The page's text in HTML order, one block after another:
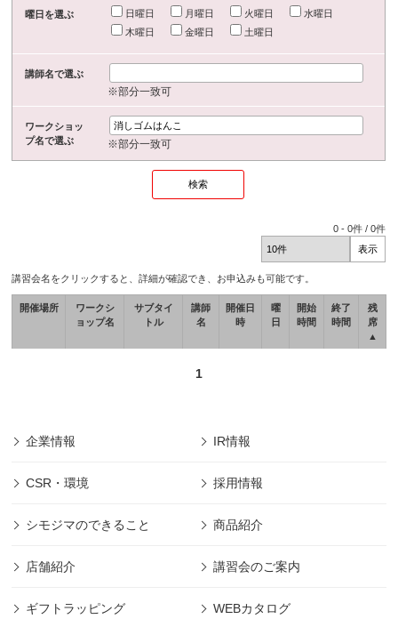
曜日を選ぶ 日曜日 月曜日 火曜日
水曜日
木曜日
金曜日 土曜日
講師名で選ぶ
※部分一致可
ワークショッ
プ名で選ぶ
※部分一致可
0 -0件 /0件
講習会名をクリックすると、詳細が確認でき、お申込みも可能です。
開催場所
ワークシ
ョップ名
サブタイ
トル
講師
名
開催日
時
曜
日
開始
時間
終了
時間
残
席
▲
1
企業情報 IR情報
CSR・環境 採用情報
シモジマのできること 商品紹介
店舗紹介 講習会のご案内
ギフトラッピング WEBカタログ